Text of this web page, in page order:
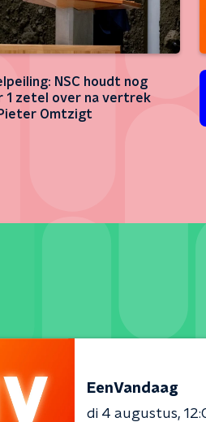
NSC houdt nog
1 zetel over na vertrek
Omtzigt
EenVandaag
di 4 augustus